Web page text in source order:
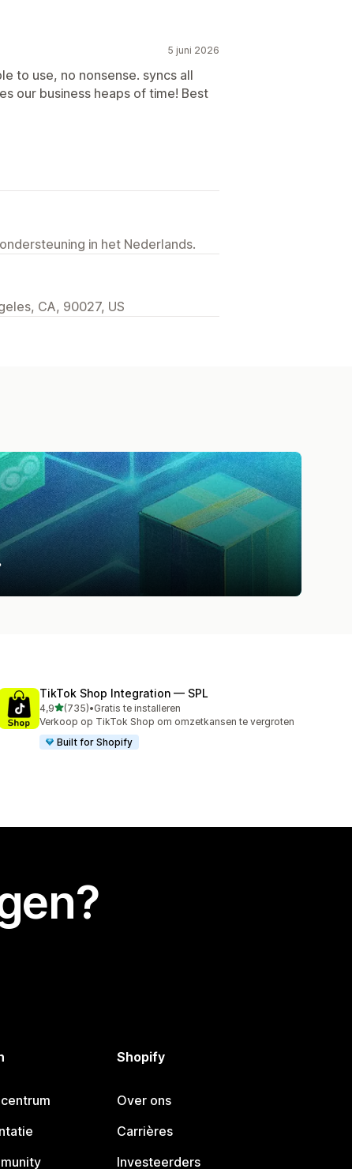
5 juni 2026
to use, no nonsense. syncs all
our business heaps of time! Best
in het Nederlands.
CA, 90027, US
TikTok Shop Integration — SPL
4,9van 5 sterren
(735)
735 recensies in totaal
•Gratis te installeren
Verkoop op TikTok Shop om omzetkansen te vergroten
Built for Shopify
Shopify
Over ons
Carrières
Investeerders